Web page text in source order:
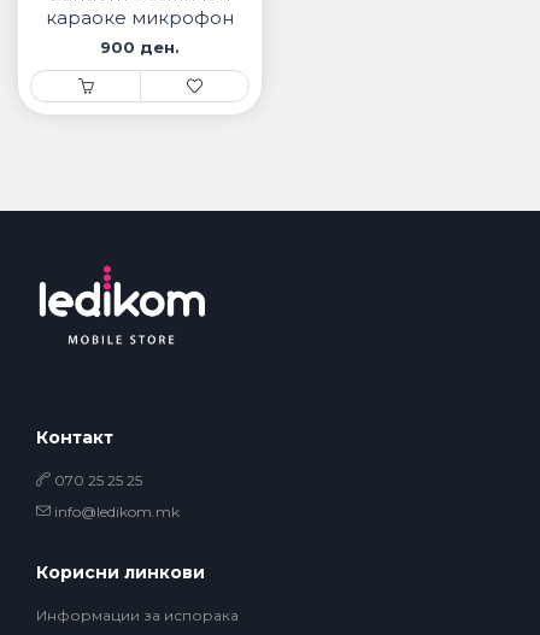
караоке микрофон
со звучник MC4
900 ден.
Контакт
070 25 25 25
info@ledikom.mk
Корисни линкови
Информации за испорака
ПРОЕКТОРИ